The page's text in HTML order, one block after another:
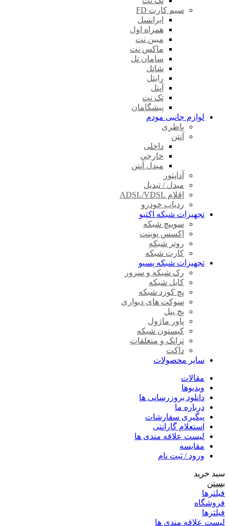
سیم کارت FD
ایرانسل
همراه اول
مبین نت
ماکس نت
سامان تل
شاتل
رایتل
آپتل
تک نت
پیشگامان
لوازم جانبی مودم
باطری
آنتن
داخلی
خارجی
مبدل آنتن
آداپتور
مبدل / تبدیل
اقلام ADSL/VDSL
ردیاب خودرو
تجهیزات شبکه اکتیو
سوییچ شبکه
اکسس پوینت
روتر شبکه
کارت شبکه
تجهیزات شبکه پسیو
رک شبکه و سرور
کابل شبکه
پچ کورد شبکه
سوکت های دیواری
پچ پنل
پاور ماژول
کیستون شبکه
ترانک و متعلقات
داکت
سایر محصولات
مقالات
ویدیوها
دانلود بروزرسانی ها
درباره ما
پیگیری سفارشات
استعلام گارانتی
لیست علاقه مندی ها
مقایسه
ورود / ثبت نام
سبد خرید
بستن
فیلترها
فروشگاه
فیلترها
لیست علاقه مندی ها